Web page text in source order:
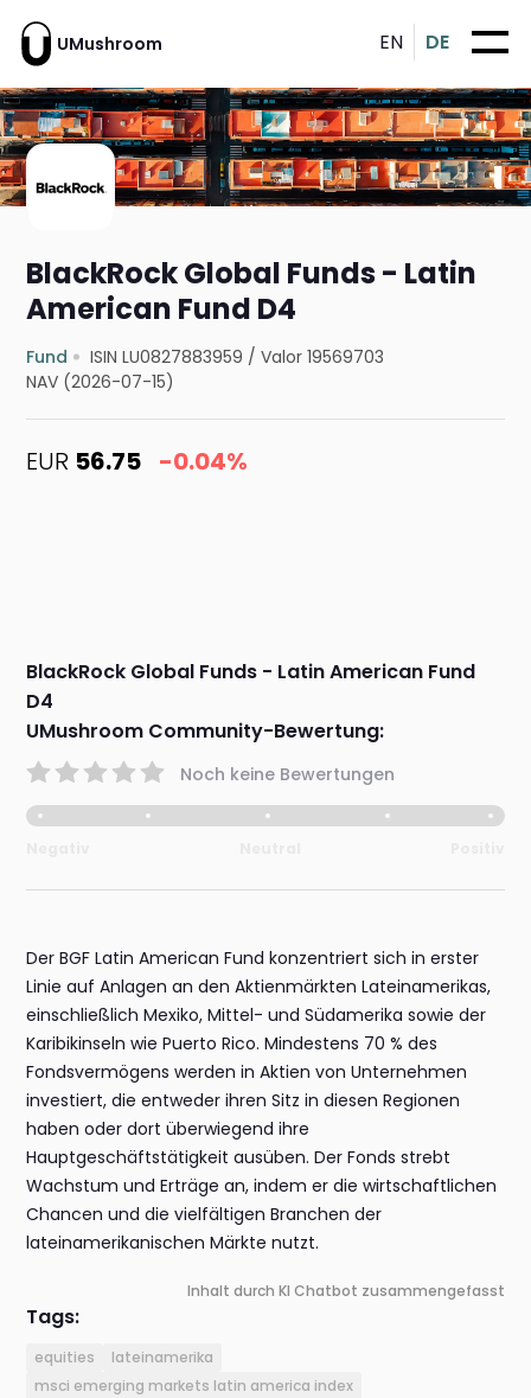
UMushroom EN DE
BlackRock Global Funds - Latin
American Fund D4
Fund ISIN LU0827883959 /Valor 19569703
NAV (2026-07-15)
EUR 56.75 -0.04%
BlackRock Global Funds - Latin American Fund
D4
UMushroom Community-Bewertung:
Noch keine Bewertungen
Der BGF Latin American Fund konzentriert sich in erster
Linie auf Anlagen an den Aktienmärkten Lateinamerikas,
einschließlich Mexiko, Mittel- und Südamerika sowie der
Karibikinseln wie Puerto Rico. Mindestens 70 % des
Fondsvermögens werden in Aktien von Unternehmen
investiert, die entweder ihren Sitz in diesen Regionen
haben oder dort überwiegend ihre
Hauptgeschäftstätigkeit ausüben. Der Fonds strebt
Wachstum und Erträge an, indem er die wirtschaftlichen
Chancen und die vielfältigen Branchen der
lateinamerikanischen Märkte nutzt.
Inhalt durch KI Chatbot zusammengefasst
Tags:
equities
lateinamerika
msci emerging markets latin america index